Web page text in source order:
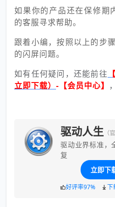
如果你的产品还在保修期
的客服寻求帮助。
跟着小编，按照以上的步
的闪屏问题。
如有任何疑问，还能前往
立即下载） -【会员中心】
驱动人生 （
驱动业界标准，
复
立即下
好评率97% 下